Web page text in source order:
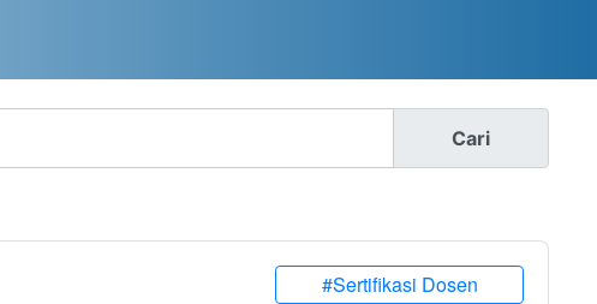
Cari
#Sertifikasi Dosen